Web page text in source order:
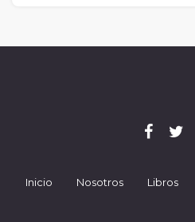
Inicio Nosotros Libros